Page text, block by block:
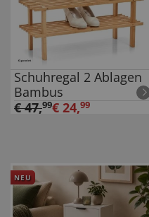
Schuhregal 2 Ablagen
Bambus
€47,99€ 24,99
NEU